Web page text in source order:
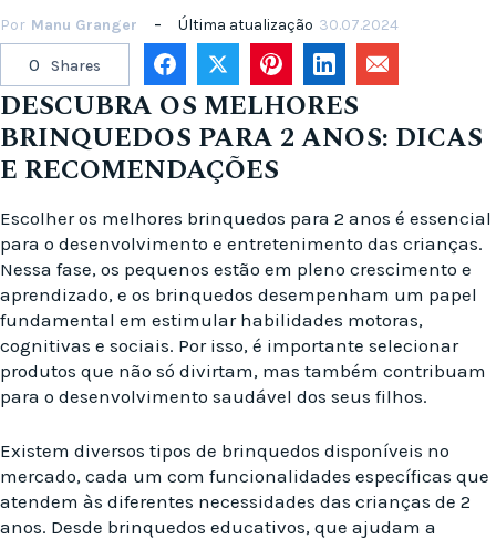
Por Manu Granger Última atualização 30.07.2024
0 Shares
DESCUBRA OS MELHORES
BRINQUEDOS PARA 2 ANOS: DICAS
E RECOMENDAÇÕES
Escolher os melhores brinquedos para 2 anos é essencial
para o desenvolvimento e entretenimento das crianças.
Nessa fase, os pequenos estão em pleno crescimento e
aprendizado, e os brinquedos desempenham um papel
fundamental em estimular habilidades motoras,
cognitivas e sociais. Por isso, é importante selecionar
produtos que não só divirtam, mas também contribuam
para o desenvolvimento saudável dos seus filhos.
Existem diversos tipos de brinquedos disponíveis no
mercado, cada um com funcionalidades específicas que
atendem às diferentes necessidades das crianças de 2
anos. Desde brinquedos educativos, que ajudam a